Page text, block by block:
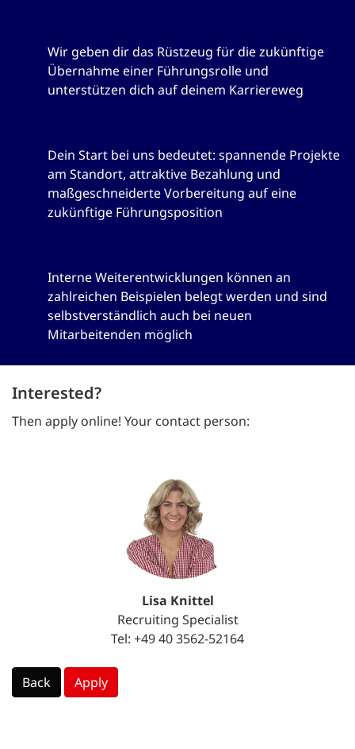
Wir geben dir das Rüstzeug für die zukünftige
Übernahme einer Führungsrolle und
unterstützen dich auf deinem Karriereweg
Dein Start bei uns bedeutet: spannende Projekte
am Standort, attraktive Bezahlung und
maßgeschneiderte Vorbereitung auf eine
zukünftige Führungsposition
Interne Weiterentwicklungen können an
zahlreichen Beispielen belegt werden und sind
selbstverständlich auch bei neuen
Mitarbeitenden möglich
Interested?
Then apply online! Your contact person:
Lisa Knittel
Recruiting Specialist
Tel: +49 40 3562-52164
Back Apply